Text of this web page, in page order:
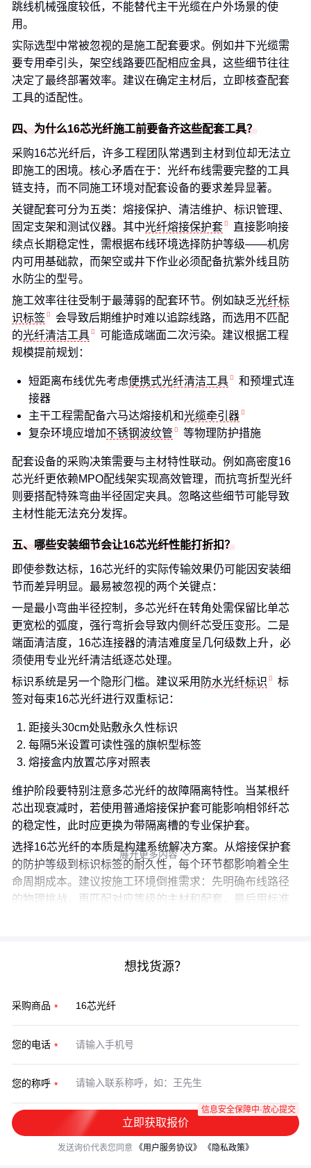
跳线机械强度较低，不能替代主干光缆在户外场景的使
用。
实际选型中常被忽视的是施工配套要求。例如井下光缆需
要专用牵引头，架空线路要匹配相应金具，这些细节往往
决定了最终部署效率。建议在确定主材后，立即核查配套
工具的适配性。
四、为什么16芯光纤施工前要备齐这些配套工具？
采购16芯光纤后，许多工程团队常遇到主材到位却无法立
即施工的困境。核心矛盾在于：光纤布线需要完整的工具
链支持，而不同施工环境对配套设备的要求差异显著。
关键配套可分为五类：熔接保护、清洁维护、标识管理、
固定支架和测试仪器。其中光纤熔接保护套
直接影响接
续点长期稳定性，需根据布线环境选择防护等级——机房
内可用基础款，而架空或井下作业必须配备抗紫外线且防
水防尘的型号。
施工效率往往受制于最薄弱的配套环节。例如缺乏光纤标
识标签
会导致后期维护时难以追踪线路，而选用不匹配
的光纤清洁工具
可能造成端面二次污染。建议根据工程
规模提前规划：
短距离布线优先考虑便携式光纤清洁工具
和预埋式连
接器
主干工程需配备六马达熔接机和光缆牵引器
复杂环境应增加不锈钢波纹管 等物理防护措施
配套设备的采购决策需要与主材特性联动。例如高密度16
芯光纤更依赖MPO配线架实现高效管理，而抗弯折型光纤
则要搭配特殊弯曲半径固定夹具。忽略这些细节可能导致
主材性能无法充分发挥。
五、哪些安装细节会让16芯光纤性能打折扣？
即使参数达标，16芯光纤的实际传输效果仍可能因安装细
节而差异明显。最易被忽视的两个关键点：
一是最小弯曲半径控制，多芯光纤在转角处需保留比单芯
更宽松的弧度，强行弯折会导致内侧纤芯受压变形。二是
端面清洁度，16芯连接器的清洁难度呈几何级数上升，必
须使用专业光纤清洁纸逐芯处理。
标识系统是另一个隐形门槛。建议采用 防水光纤标识
标
签对每束16芯光纤进行双重标记：
距接头30cm处贴敷永久性标识
每隔5米设置可读性强的旗帜型标签
熔接盒内放置芯序对照表
维护阶段要特别注意多芯光纤的故障隔离特性。当某根纤
芯出现衰减时，若使用普通熔接保护套可能影响相邻纤芯
的稳定性，此时应更换为带隔离槽的专业保护套。
选择16芯光纤的本质是构建系统解决方案。从熔接保护套
的防护等级到标识标签的耐久性，每个环节都影响着全生
命周期成本。建议按施工环境倒推需求：先明确布线路径
的物理挑战，再匹配对应等级的主材和配套，最后用标准
展开更多内容 
想找货源？
采购商品
您的电话
您的称呼
立即获取报价
信息安全保障中·放心提交
发送询价代表您同意 《用户服务协议》 《隐私政策》